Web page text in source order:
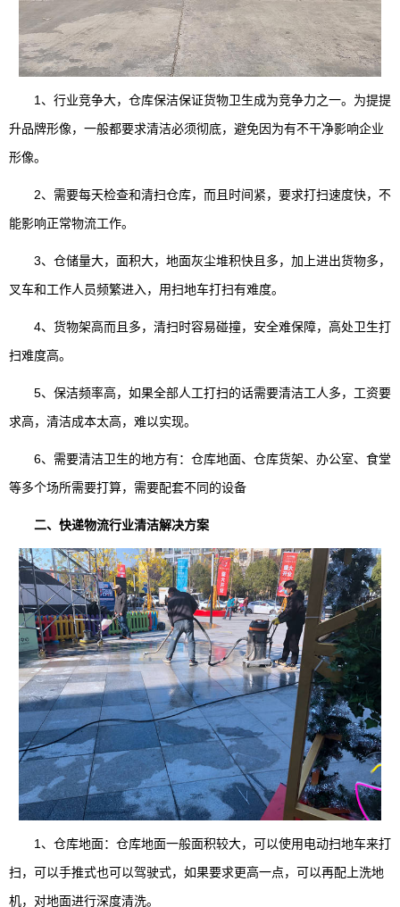
1、行业竞争大，仓库保洁保证货物卫生成为竞争力之一。为提提
升品牌形像，一般都要求清洁必须彻底，避免因为有不干净影响企业
形像。
2、需要每天检查和清扫仓库，而且时间紧，要求打扫速度快，不
能影响正常物流工作。
3、仓储量大，面积大，地面灰尘堆积快且多，加上进出货物多，
叉车和工作人员频繁进入，用扫地车打扫有难度。
4、货物架高而且多，清扫时容易碰撞，安全难保障，高处卫生打
扫难度高。
5、保洁频率高，如果全部人工打扫的话需要清洁工人多，工资要
求高，清洁成本太高，难以实现。
6、需要清洁卫生的地方有：仓库地面、仓库货架、办公室、食堂
等多个场所需要打算，需要配套不同的设备
二、快递物流行业清洁解决方案
1、仓库地面：仓库地面一般面积较大，可以使用电动扫地车来打
扫，可以手推式也可以驾驶式，如果要求更高一点，可以再配上洗地
机，对地面进行深度清洗。